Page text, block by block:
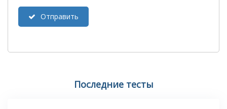
Отправить
Последние тесты